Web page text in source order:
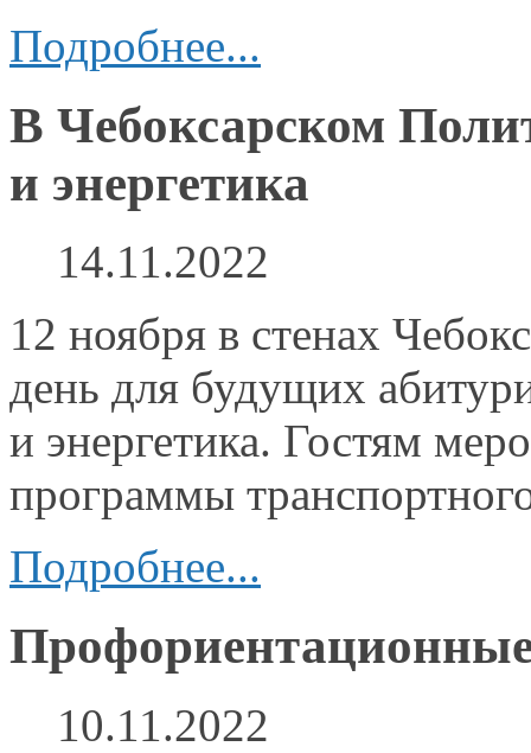
Подробнее...
В Чебоксарском
и энергетика
14.11.2022
12 ноября в стенах
день для будущих
и энергетика. Гостям
программы
Подробнее...
10.11.2022